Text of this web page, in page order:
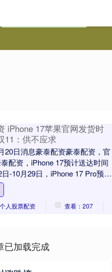
iPhone 17苹果官网发货时
11：供不应求
20日消息豪泰配资豪泰配资，官
配资，iPhone 17预计送达时间
-10月29日，iPhone 17 Pro预计
10....
人股票配资
查看：207
已加载完成